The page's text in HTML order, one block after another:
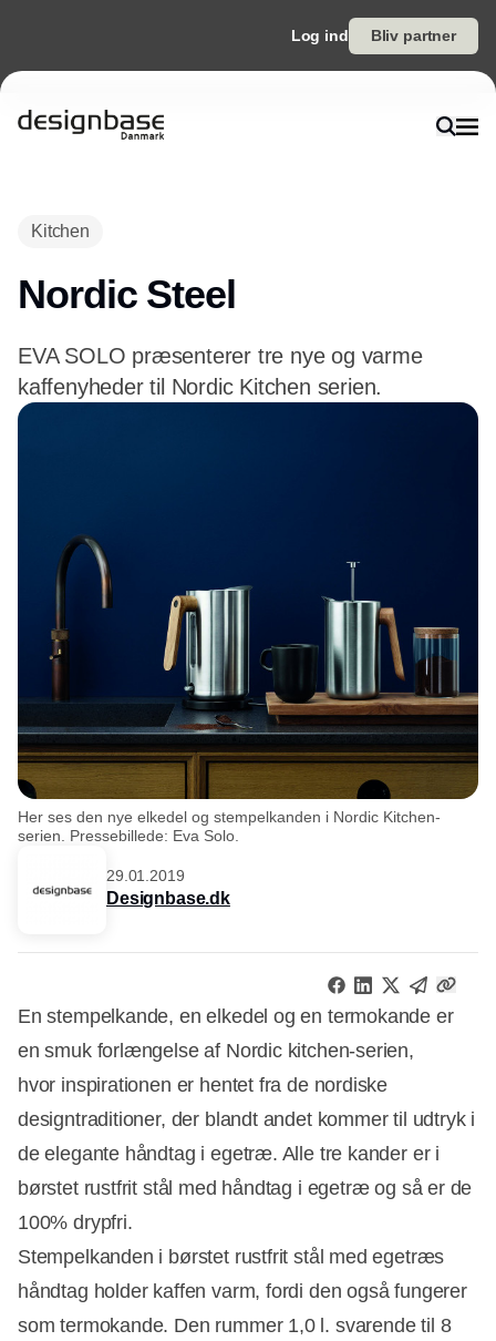
Log ind Bliv partner
Kitchen
Nordic Steel
EVA SOLO præsenterer tre nye og varme
kaffenyheder til Nordic Kitchen serien.
Her ses den nye elkedel og stempelkanden i Nordic Kitchen-
serien. Pressebillede: Eva Solo.
29.01.2019
Designbase.dk
En stempelkande, en elkedel og en termokande er
en smuk forlængelse af Nordic kitchen-serien,
hvor inspirationen er hentet fra de nordiske
designtraditioner, der blandt andet kommer til udtryk i
de elegante håndtag i egetræ. Alle tre kander er i
børstet rustfrit stål med håndtag i egetræ og så er de
100% drypfri.
Stempelkanden i børstet rustfrit stål med egetræs
håndtag holder kaffen varm, fordi den også fungerer
som termokande. Den rummer 1,0 l. svarende til 8